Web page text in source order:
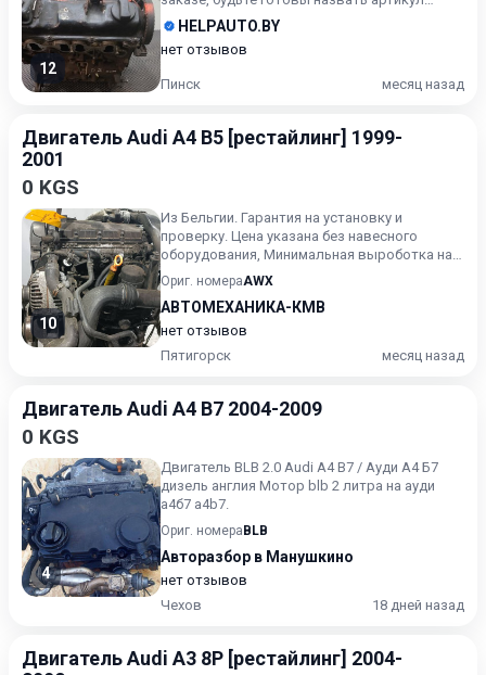
12
объявления! Убедительна...
HELPAUTO.BY
нет отзывов
Пинск месяц назад
Двигатель Audi A4 B5 [рестайлинг] 1999-
2001
0 KGS
10
Из Бельгии. Гарантия на установку и
проверку. Цена указана без навесного
оборудования, Минимальная выроботка на
распредвале на пару кулачков...
Ориг. номераAWX
АВТОМЕХАНИКА-КМВ
нет отзывов
Пятигорск
месяц назад
Двигатель Audi A4 B7 2004-2009
0 KGS
4
Двигатель BLB 2.0 Audi A4 B7 / Ауди А4 Б7
дизель англия Мотор blb 2 литра на ауди
а4б7 a4b7.
Ориг. номера BLB
Авторазбор в Манушкино
нет отзывов
Чехов
18 дней назад
Двигатель Audi A3 8P [рестайлинг] 2004-